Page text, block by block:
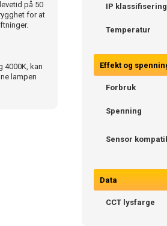
på 50
for at
4000K, kan
lampen
IP klassifisering
Temperatur
Effekt og
Forbruk
Spenning
Sensor
Data
CCT lysfarge